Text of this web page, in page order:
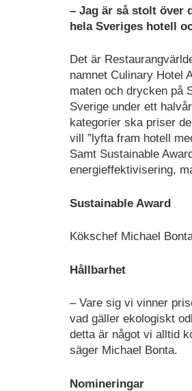
– Jag är så stolt över
hela Sveriges hotell
Det är
namnet Culinary Hotel
maten och drycken på
Sverige under ett
kategorier ska priser
vill ”lyfta fram hotell
Samt Sustainable
energieffektivisering,
Sustainable Award
Kökschef Michael
Hållbarhet
– Vare sig vi vinner
vad gäller ekologiskt
detta är något vi alltid
säger Michael Bonta.
Nomineringar